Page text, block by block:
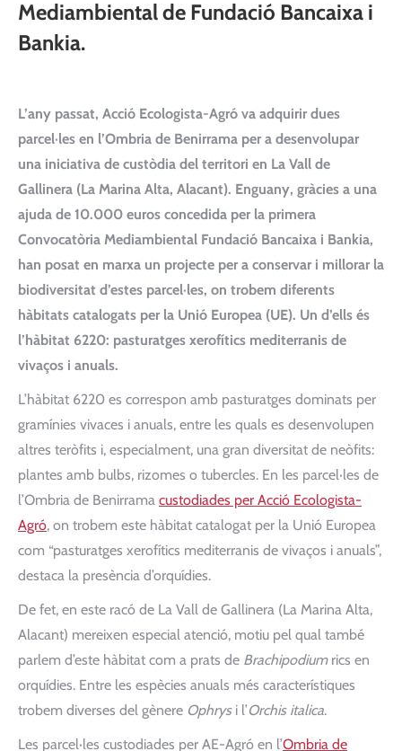
Mediambiental de Fundació Bancaixa i
Bankia.
L’any passat, Acció Ecologista-Agró va adquirir dues
parcel·les en l’Ombria de Benirrama per a desenvolupar
una iniciativa de custòdia del territori en La Vall de
Gallinera (La Marina Alta, Alacant). Enguany, gràcies a una
ajuda de 10.000 euros concedida per la primera
Convocatòria Mediambiental Fundació Bancaixa i Bankia,
han posat en marxa un projecte per a conservar i millorar la
biodiversitat d’estes parcel·les, on trobem diferents
hàbitats catalogats per la Unió Europea (UE). Un d’ells és
l’hàbitat 6220: pasturatges xerofítics mediterranis de
vivaços i anuals.
L’hàbitat 6220 es correspon amb pasturatges dominats per
gramínies vivaces i anuals, entre les quals es desenvolupen
altres teròfits i, especialment, una gran diversitat de neòfits:
plantes amb bulbs, rizomes o tubercles. En les parcel·les de
l’Ombria de Benirrama custodiades per Acció Ecologista-
Agró, on trobem este hàbitat catalogat per la Unió Europea
com “pasturatges xerofítics mediterranis de vivaços i anuals”,
destaca la presència d’orquídies.
De fet, en este racó de La Vall de Gallinera (La Marina Alta,
Alacant) mereixen especial atenció, motiu pel qual també
parlem d’este hàbitat com a prats de Brachipodiumrics en
orquídies. Entre les espècies anuals més característiques
trobem diverses del gènere Ophrysi l’Orchis italica.
Les parcel·les custodiades per AE-Agró en l’Ombria de